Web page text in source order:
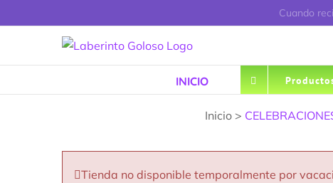
al
Cuando
INICIO
Inicio >
Tienda no disponible temporalmente por